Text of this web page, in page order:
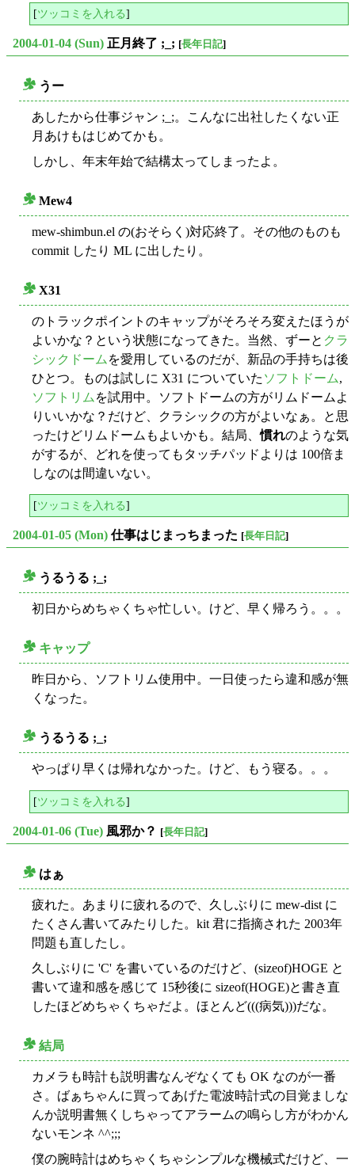
[ツッコミを入れる]
2004-01-04 (Sun) 正月終了 ;_; [長年日記]
うー
あしたから仕事ジャン ;_;。こんなに出社したくない正
月あけもはじめてかも。
しかし、年末年始で結構太ってしまったよ。
Mew4
mew-shimbun.el の(おそらく)対応終了。その他のものも
commit したり ML に出したり。
X31
のトラックポイントのキャップがそろそろ変えたほうが
よいかな？という状態になってきた。当然、ずーと クラ
シックドーム を愛用しているのだが、新品の手持ちは後
ひとつ。ものは試しに X31 についていた ソフトドーム,
ソフトリム を試用中。ソフトドームの方がリムドームよ
りいいかな？だけど、クラシックの方がよいなぁ。と思
ったけどリムドームもよいかも。結局、慣れのような気
がするが、どれを使ってもタッチパッドよりは 100倍ま
しなのは間違いない。
[ツッコミを入れる]
2004-01-05 (Mon) 仕事はじまっちまった [長年日記]
うるうる ;_;
初日からめちゃくちゃ忙しい。けど、早く帰ろう。。。
キャップ
昨日から、ソフトリム使用中。一日使ったら違和感が無
くなった。
うるうる ;_;
やっぱり早くは帰れなかった。けど、もう寝る。。。
[ツッコミを入れる]
2004-01-06 (Tue) 風邪か？ [長年日記]
はぁ
疲れた。あまりに疲れるので、久しぶりに mew-dist に
たくさん書いてみたりした。kit 君に指摘された 2003年
問題も直したし。
久しぶりに 'C' を書いているのだけど、(sizeof)HOGE と
書いて違和感を感じて 15秒後に sizeof(HOGE)と書き直
したほどめちゃくちゃだよ。ほとんど(((病気)))だな。
結局
カメラも時計も説明書なんぞなくても OK なのが一番
さ。ばぁちゃんに買ってあげた電波時計式の目覚ましな
んか説明書無くしちゃってアラームの鳴らし方がわかん
ないモンネ ^^;;;
僕の腕時計はめちゃくちゃシンプルな機械式だけど、一